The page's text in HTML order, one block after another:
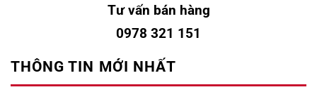
Tư vấn bán hàng
0978 321 151
THÔNG TIN MỚI NHẤT